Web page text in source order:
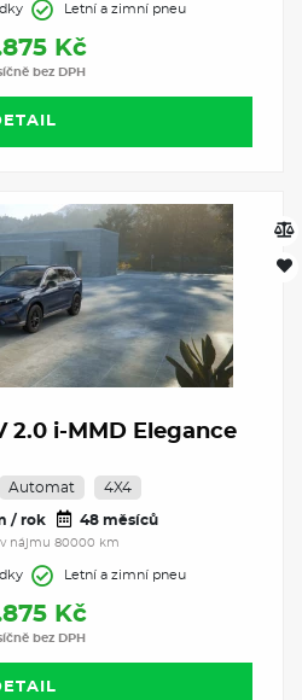
Letní a zimní pneu
Kč
bez DPH
2.0 i-MMD Elegance
Automat 4X4
/ rok 48 měsíců
v nájmu 80000 km
Letní a zimní pneu
Kč
bez DPH